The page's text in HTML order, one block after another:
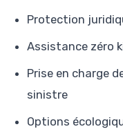
Protection
Assistance zéro
Prise en charge
sinistre
Options